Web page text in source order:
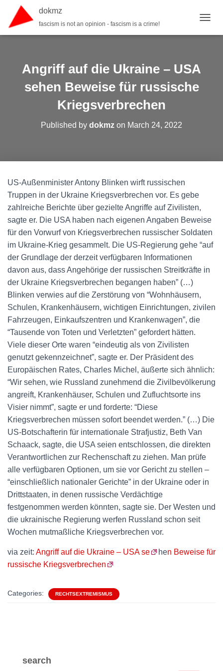
dokmz
fascism is not an opinion - fascism is a crime!
Angriff auf die Ukraine – USA
sehen Beweise für russische
Kriegsverbrechen
Published by dokmz on March 24, 2022
US-Außenminister Antony Blinken wirft russischen
Truppen in der Ukraine Kriegsverbrechen vor. Es gebe
zahlreiche Berichte über gezielte Angriffe auf Zivilisten,
sagte er. Die USA haben nach eigenen Angaben Beweise
für den Vorwurf von Kriegsverbrechen russischer Soldaten
im Ukraine-Krieg gesammelt. Die US-Regierung gehe “auf
der Grundlage der derzeit verfügbaren Informationen
davon aus, dass Angehörige der russischen Streitkräfte in
der Ukraine Kriegsverbrechen begangen haben” (…)
Blinken verwies auf die Zerstörung von “Wohnhäusern,
Schulen, Krankenhäusern, wichtigen Einrichtungen, zivilen
Fahrzeugen, Einkaufszentren und Krankenwagen”, die
“Tausende von Toten und Verletzten” gefordert hätten.
Viele dieser Orte waren “eindeutig als von Zivilisten
genutzt gekennzeichnet”, sagte er. Der Präsident des
Europäischen Rates, Charles Michel, äußerte sich ähnlich:
“Wir sehen, wie Russland zunehmend die Zivilbevölkerung
angreift, Krankenhäuser, Schulen und Zufluchtsorte ins
Visier nimmt”, sagte er und forderte: “Diese
Kriegsverbrechen müssen sofort beendet werden.” (…) Die
US-Botschafterin für internationale Strafjustiz, Beth Van
Schaack, sagte, die USA seien entschlossen, die direkten
Verantwortlichen zur Rechenschaft zu ziehen. Man prüfe
alle verfügbaren Optionen, um sie vor Gericht zu stellen –
“einschließlich nationaler Gerichte” in der Ukraine oder in
Drittstaaten, in denen russische Verdächtige
festgenommen werden könnten, sagte sie. Der Westen und
die ukrainische Regierung werfen Russland schon seit
Wochen mutmaßliche Kriegsverbrechen vor.
via zeit: Angriff auf die Ukraine – USA se hen Beweise für
russische Kriegsverbrechen
Categories: RECHTSEXTREMISMUS
search